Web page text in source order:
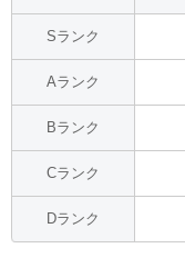
Sランク
Aランク
Bランク
Cランク
Dランク